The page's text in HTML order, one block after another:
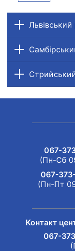
067-
(Пн-Сб
067-
(Пн-Пт
Контакт
067-